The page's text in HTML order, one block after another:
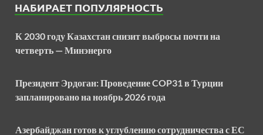
НАБИРАЕТ ПОПУЛЯРНОСТЬ
К 2030 году Казахстан снизит выбросы почти на
четверть — Минэнерго
Президент Эрдоган: Проведение COP31 в Турции
запланировано на ноябрь 2026 года
Азербайджан готов к углублению сотрудничества с ЕС